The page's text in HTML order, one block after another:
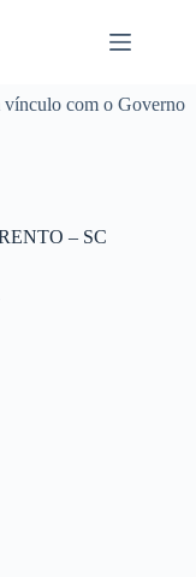
vínculo com o Governo
– SC